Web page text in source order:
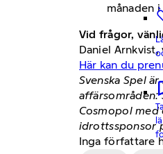
månaden i
Vid frågor,
Daniel
Här kan du
Svenska Spel
affärsområden:
Cosmopol med
idrottssponsor
Inga författare